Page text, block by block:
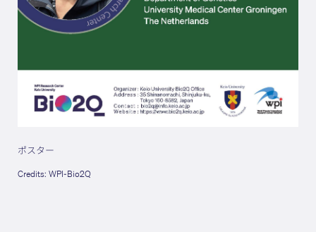
ポスター
Credits: WPI-Bio2Q